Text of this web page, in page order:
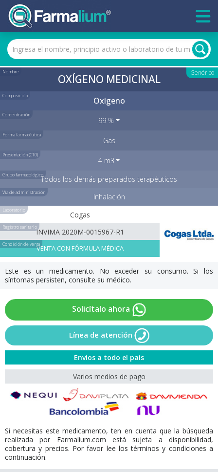
Nombre Genérico
OXÍGENO MEDICINAL
Composición Oxígeno
Concentración
99 %
Forma farmacéutica
Gas
Presentación (C10)
4 m3
Grupo farmacológicoTodos los demás preparados terapéuticos
Vía de administración Inhalación
Laboratorio
Cogas
Registro sanitario
INVIMA 2020M-0015967-R1
Condición de ventaVENTA CON FÓRMULA MÉDICA
Este es un medicamento. No exceder su consumo. Si los
síntomas persisten, consulte su médico.
Solicítalo ahora
Línea de atención
Envíos a todo el país
Varios medios de pago
Si necesitas este medicamento, ten en cuenta que la búsqueda
realizada por Farmalium.com está sujeta a disponibilidad,
cobertura y precios. Por favor lee los términos y condiciones a
continuación.